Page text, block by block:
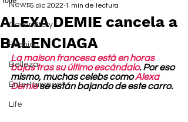
News
Cover Story
Fashion
Belleza
Entertainment
Life
ALEXA DEMIE cancela a
BALENCIAGA
15 dic 2022 1 min de lectura
La maison francesa está en horas
bajas tras su último escándalo. Por eso
mismo, muchas celebs como Alexa
Demie se están bajando de este carro.